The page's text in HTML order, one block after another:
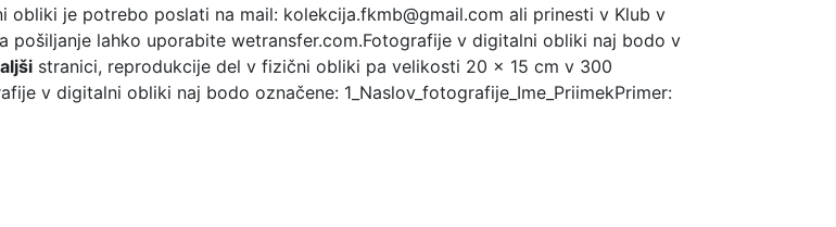
je potrebo poslati na mail: kolekcija.fkmb@gmail.com ali prinesti v Klub v
pošiljanje lahko uporabite wetransfer.com.Fotografije v digitalni obliki naj bodo v
stranici, reprodukcije del v fizični obliki pa velikosti 20 x 15 cm v 300
v digitalni obliki naj bodo označene: 1_Naslov_fotografije_Ime_PriimekPrimer: